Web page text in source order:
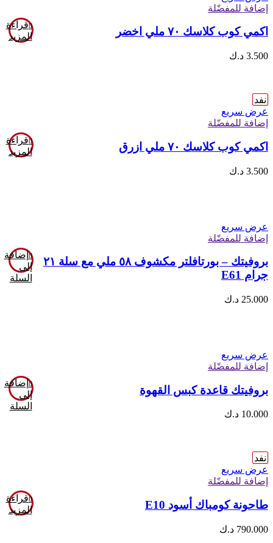
إضافة للمفضّلة
قراءة
المزيد
اكمي كوب كلاسك ٧٠ ملي اخضر
3.500 د.ك
نفد
عرض سريع
إضافة للمفضّلة
قراءة
المزيد
اكمي كوب كلاسك ٧٠ ملي ازرق
3.500 د.ك
عرض سريع
إضافة للمفضّلة
إضافة
إلى
السلة
بروفيتك – بورتافلتر مكشوف ٥٨ ملي مع سلة ٢١
جرام E61
25.000 د.ك
عرض سريع
إضافة للمفضّلة
إضافة
إلى
السلة
بروفيتك قاعدة كبس القهوة
10.000 د.ك
نفد
عرض سريع
إضافة للمفضّلة
قراءة
المزيد
طاحونة كومباك أسود E10
790.000 د.ك